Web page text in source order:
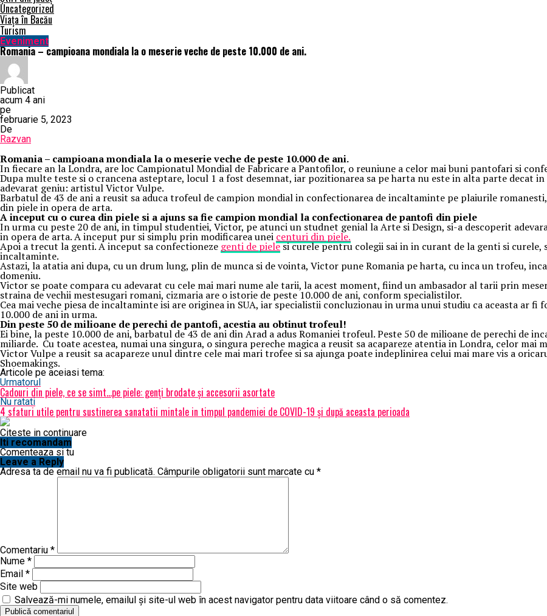
Uncategorized
Viața în Bacău
Turism
Eveniment
Romania – campioana mondiala la o meserie veche de peste 10.000 de ani.
Publicat
acum 4 ani
pe
februarie 5, 2023
De
Razvan
Romania – campioana mondiala la o meserie veche de peste 10.000 de ani.
In fiecare an la Londra, are loc Campionatul Mondial de Fabricare a Pantofilor, o reuniune a celor mai buni pantofari si
Dupa multe teste si o crancena asteptare, locul 1 a fost desemnat, iar pozitionarea sa pe harta nu este in alta parte decat
adevarat geniu: artistul Victor Vulpe.
Barbatul de 43 de ani a reusit sa aduca trofeul de campion mondial in confectionarea de incaltaminte pe plaiurile
din piele in opera de arta.
A inceput cu o curea din piele si a ajuns sa fie campion mondial la confectionarea de pantofi din piele
In urma cu peste 20 de ani, in timpul studentiei, Victor, pe atunci un studnet genial la Arte si Design, si-a descoperit
in opera de arta. A inceput pur si simplu prin modificarea unei centuri din piele.
Apoi a trecut la genti. A inceput sa confectioneze genti de pielesi curele pentru colegii sai in in curant de la genti si curele,
incaltaminte.
Astazi, la atatia ani dupa, cu un drum lung, plin de munca si de vointa, Victor pune Romania pe harta, cu inca un trofeu,
domeniu.
Victor se poate compara cu adevarat cu cele mai mari nume ale tarii, la acest moment, fiind un ambasador al tarii prin
straina de vechii mestesugari romani, cizmaria are o istorie de peste 10.000 de ani, conform specialistilor.
Cea mai veche piesa de incaltaminte isi are originea in SUA, iar specialistii concluzionau in urma unui studiu ca aceasta ar
10.000 de ani in urma.
Din peste 50 de milioane de perechi de pantofi, acestia au obtinut trofeul!
Ei bine, la peste 10.000 de ani, barbatul de 43 de ani din Arad a adus Romaniei trofeul. Peste 50 de milioane de perechi de
miliarde. Cu toate acestea, numai una singura, o singura pereche magica a reusit sa acapareze atentia in Londra, celor
Victor Vulpe a reusit sa acapareze unul dintre cele mai mari trofee si sa ajunga poate indeplinirea celui mai mare vis a
Shoemakings.
Articole pe aceiasi tema:
Urmatorul
Cadouri din piele, ce se simt…pe piele: genți brodate și accesorii asortate
Nu ratati
4 sfaturi utile pentru sustinerea sanatatii mintale in timpul pandemiei de COVID-19 și după aceasta perioada
Citeste in continuare
Iti recomandam
Comenteaza si tu
Leave a Reply
Adresa ta de email nu va fi publicată. Câmpurile obligatorii sunt marcate cu *
Comentariu *
Nume *
Email *
Site web
Salvează-mi numele, emailul și site-ul web în acest navigator pentru data viitoare când o să comentez.